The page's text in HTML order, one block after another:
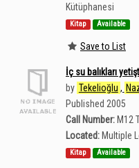
Kütüphanesi
Kitap Available
Save to List
İç su balıkları
by Tekelioğlu ,
Published 2005
Call Number: M12
Located: Multiple
Kitap Available